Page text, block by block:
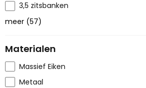
3,5 zitsbanken
meer (57)
Materialen
Massief Eiken
Metaal